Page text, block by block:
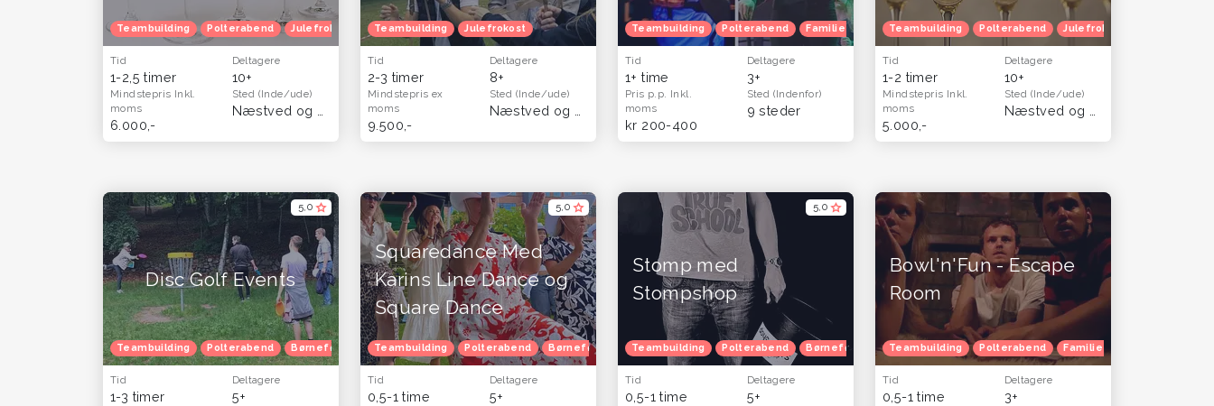
Teambuilding Polterabend Julefrokost Herretur
Tid
1-2,5 timer
Deltagere
10+
Mindstepris Inkl.
moms
6.000,-
Sted (Inde/ude)
Teambuilding Julefrokost
Tid
2-3 timer
Deltagere
8+
Mindstepris ex
moms
9.500,-
Sted (Inde/ude)
Teambuilding Polterabend Familietur Børnefødselsdag Julefrokost Herretur
Tid
1+ time
Deltagere
3+
Pris p.p. Inkl.
moms
kr 200-400
Sted (Indenfor)
9 steder
Teambuilding Polterabend Julefrokost
Tid
1-2 timer
Deltagere
10+
Mindstepris Inkl.
moms
5.000,-
Sted (Inde/ude)
5,0
Disc Golf Events
Teambuilding Polterabend Børnefødselsdag Julefrokost Herretur Venindetur Blå mandag
Tid
1-3 timer
Deltagere
5+
5,0
Squaredance Med
Karins Line Dance og
Square Dance
Teambuilding Polterabend Børnefødselsdag Julefrokost Venindetur
Tid
0,5-1 time
Deltagere
5+
5,0
Stomp med
Stompshop
Teambuilding Polterabend Børnefødselsdag Julefrokost Venindetur
Tid
0,5-1 time
Deltagere
5+
Bowl'n'Fun - Escape
Room
Teambuilding Polterabend Familietur
Tid
0,5-1 time
Deltagere
3+